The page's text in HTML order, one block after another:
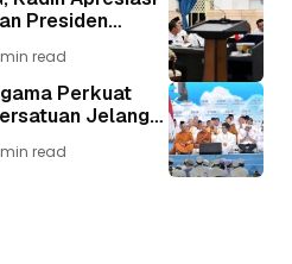
Presiden
read
Perkuat
Jelang
read